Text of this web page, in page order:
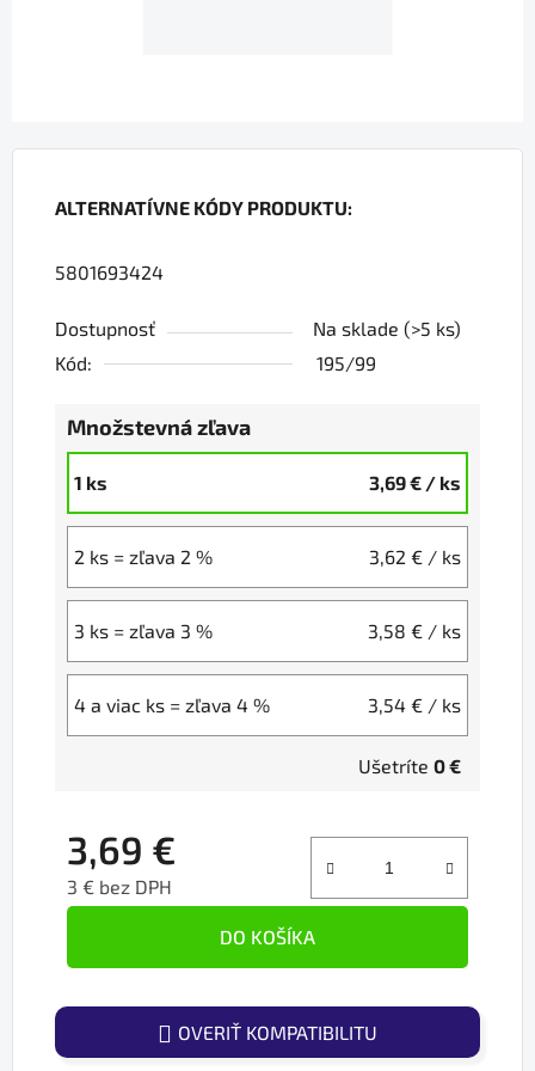
ALTERNATÍVNE KÓDY PRODUKTU:
5801693424
Dostupnosť Na sklade (>5 ks)
Kód:
195/99
Množstevná zľava
1 ks 3,69 € / ks
2 ks = zľava 2 % 3,62 € / ks
3 ks = zľava 3 % 3,58 € / ks
4 a viac ks = zľava 4 % 3,54 € / ks
Ušetríte 0 €
3,69 €
3 € bez DPH
DO KOŠÍKA
OVERIŤ KOMPATIBILITU